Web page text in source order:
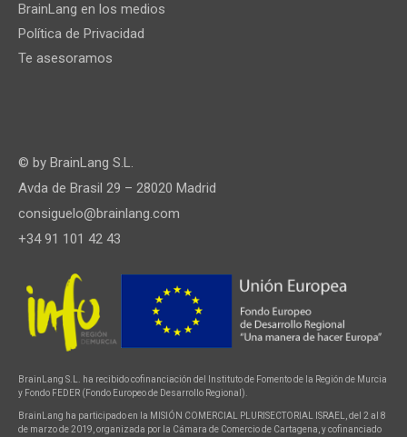
BrainLang en los medios
Política de Privacidad
Te asesoramos
© by BrainLang S.L.
Avda de Brasil 29 – 28020 Madrid
consiguelo@brainlang.com
+34 91 101 42 43
BrainLang S.L. ha recibido cofinanciación del Instituto de Fomento de la Región de Murcia
y Fondo FEDER (Fondo Europeo de Desarrollo Regional).
BrainLang ha participado en la MISIÓN COMERCIAL PLURISECTORIAL ISRAEL, del 2 al 8
de marzo de 2019, organizada por la Cámara de Comercio de Cartagena, y cofinanciado